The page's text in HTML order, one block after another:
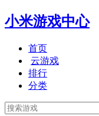
小米游戏中心
首页
云游戏
排行
分类